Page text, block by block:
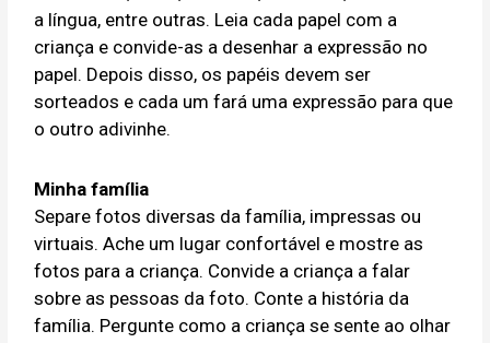
a língua, entre outras. Leia cada papel com a
criança e convide-as a desenhar a expressão no
papel. Depois disso, os papéis devem ser
sorteados e cada um fará uma expressão para que
o outro adivinhe.
Minha família
Separe fotos diversas da família, impressas ou
virtuais. Ache um lugar confortável e mostre as
fotos para a criança. Convide a criança a falar
sobre as pessoas da foto. Conte a história da
família. Pergunte como a criança se sente ao olhar